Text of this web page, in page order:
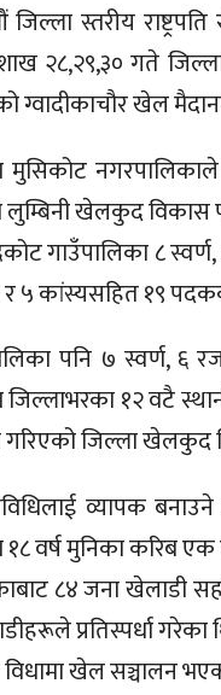
स्तरीय
२८,२९,३० गते
ग्वादीकाचौर खेल
मुसिकोट
लुम्बिनी खेलकुद
गाउँपालिका ८
र ५ कांस्यसहित १९
पनि ७ स्वर्ण, ६
जिल्लाभरका १२ वटै
जिल्ला खेलकुद
व्यापक बनाउने
१८ वर्ष मुनिका करिब
८४ जना खेलाडी
प्रतिस्पर्धा गरेका
खेल सञ्चालन